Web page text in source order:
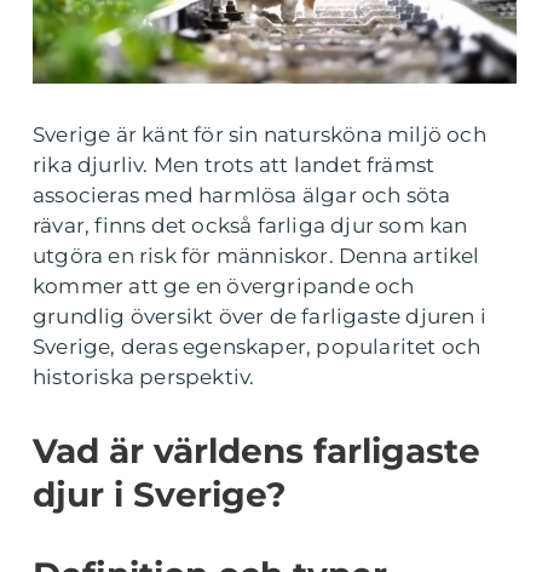
Sverige är känt för sin natursköna miljö och
rika djurliv. Men trots att landet främst
associeras med harmlösa älgar och söta
rävar, finns det också farliga djur som kan
utgöra en risk för människor. Denna artikel
kommer att ge en övergripande och
grundlig översikt över de farligaste djuren i
Sverige, deras egenskaper, popularitet och
historiska perspektiv.
Vad är världens farligaste
djur i Sverige?